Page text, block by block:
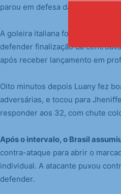
parou em defesa da goleira
A goleira italiana foi obrigada a
defender finalização da
após receber lançamento em
Oito minutos depois Luany fez
adversárias, e tocou para
responder aos 32, com chute
Após o intervalo, o Brasil
contra-ataque para abrir o
individual. A atacante puxou
defender.